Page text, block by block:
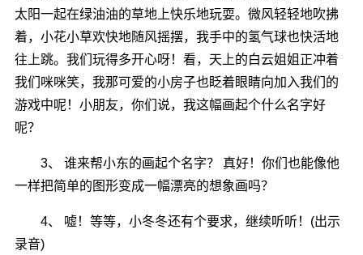
太阳一起在绿油油的草地上快乐地玩耍。微风轻轻地吹拂
着，小花小草欢快地随风摇摆，我手中的氢气球也快活地
往上跳。我们玩得多开心呀！看，天上的白云姐姐正冲着
我们咪咪笑，我那可爱的小房子也眨着眼睛向加入我们的
游戏中呢！小朋友，你们说，我这幅画起个什么名字好
呢？
3、 谁来帮小东的画起个名字？ 真好！你们也能像他
一样把简单的图形变成一幅漂亮的想象画吗？
4、 嘘！等等，小冬冬还有个要求，继续听听！(出示
录音)